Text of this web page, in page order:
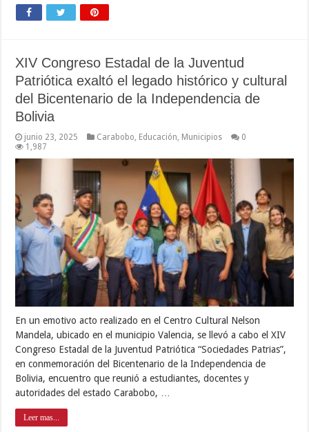
XIV Congreso Estadal de la Juventud
Patriótica exaltó el legado histórico y cultural
del Bicentenario de la Independencia de
Bolivia
junio 23, 2025 Carabobo, Educación, Municipios
0
1,987
En un emotivo acto realizado en el Centro Cultural Nelson
Mandela, ubicado en el municipio Valencia, se llevó a cabo el XIV
Congreso Estadal de la Juventud Patriótica “Sociedades Patrias”,
en conmemoración del Bicentenario de la Independencia de
Bolivia, encuentro que reunió a estudiantes, docentes y
autoridades del estado Carabobo, …
Leer mas...